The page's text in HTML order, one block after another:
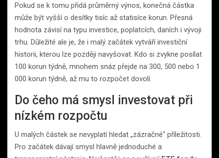
Pokud se k tomu přidá průměrný výnos, konečná částka
může být vyšší o desítky tisíc až statisíce korun. Přesná
hodnota závisí na typu investice, poplatcích, daních i vývoji
trhu. Důležité ale je, že i malý začátek vytváří investiční
historii, kterou lze později navyšovat. Kdo si zvykne posílat
100 korun týdně, mnohem snáz přejde na 300, 500 nebo 1
000 korun týdně, až mu to rozpočet dovolí.
Do čeho má smysl investovat při
nízkém rozpočtu
U malých částek se nevyplatí hledat „zázračné“ příležitosti.
Pro začátek dávají smysl hlavně jednoduché a